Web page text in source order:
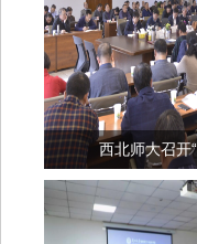
西北师大召开